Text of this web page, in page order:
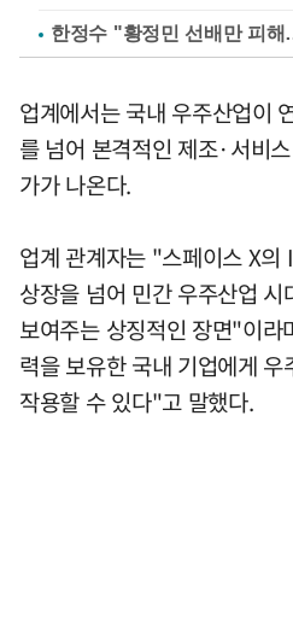
한정수 "황정민 선배만 피
업계에서는 국내 우주산업이
를 넘어 본격적인 제조·서비
가가 나온다.
업계 관계자는 "스페이스 X의
상장을 넘어 민간 우주산업
보여주는 상징적인 장면"이
력을 보유한 국내 기업에게
작용할 수 있다"고 말했다.